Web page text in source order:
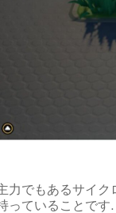
力でもあるサイク
っていることです.